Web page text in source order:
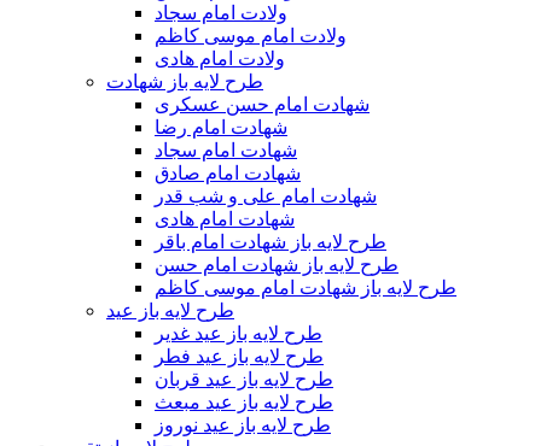
ولادت امام سجاد
ولادت امام موسی کاظم
ولادت امام هادی
طرح لایه باز شهادت
شهادت امام حسن عسکری
شهادت امام رضا
شهادت امام سجاد
شهادت امام صادق
شهادت امام علی و شب قدر
شهادت امام هادی
طرح لایه باز شهادت امام باقر
طرح لایه باز شهادت امام حسن
طرح لایه باز شهادت امام موسی کاظم
طرح لایه باز عید
طرح لایه باز عید غدیر
طرح لایه باز عید فطر
طرح لایه باز عید قربان
طرح لایه باز عید مبعث
طرح لایه باز عید نوروز